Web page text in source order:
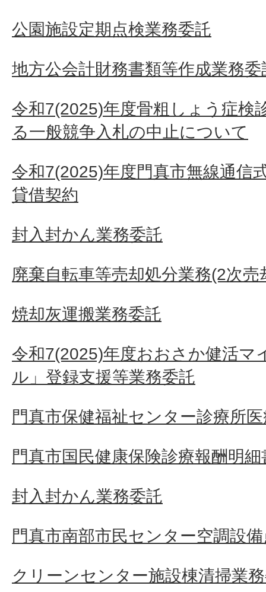
公園施設定期点検業務委託
地方公会計財務書類等作成業務委
令和7(2025)年度骨粗しょう症検
る一般競争入札の中止について
令和7(2025)年度門真市無線通信
貸借契約
封入封かん業務委託
廃棄自転車等売却処分業務(2次売
焼却灰運搬業務委託
令和7(2025)年度おおさか健活マ
ル」登録支援等業務委託
門真市保健福祉センター診療所
門真市国民健康保険診療報酬明
封入封かん業務委託
門真市南部市民センター空調設
クリーンセンター施設棟清掃業